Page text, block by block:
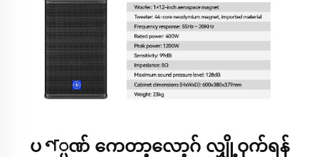
ပণ္ပဏ် ကေတာ့လော့ဂ် လျှို့ဝှက်ရန်